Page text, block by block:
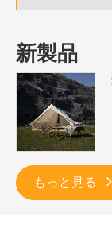
新製品
もっと見る